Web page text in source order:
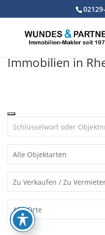
Immobilien in